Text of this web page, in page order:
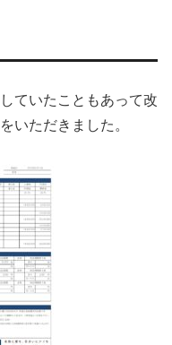
ていたこともあって改
いただきました。